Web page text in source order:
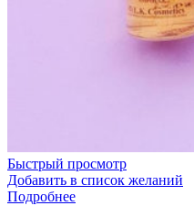
Быстрый просмотр
Добавить в список желаний
Подробнее